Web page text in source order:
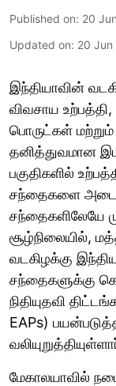
Published on: 20
Updated on: 20 Jun
இந்தியாவின்
விவசாய
பொருட்கள்
தனித்துவமான
பகுதிகளில்
சந்தைகளை
சந்தைகளிலேயே
சூழ்நிலையில்,
வடகிழக்கு
சந்தைகளுக்கு
நிதியுதவி
EAPs)
மேகாலயாவில்